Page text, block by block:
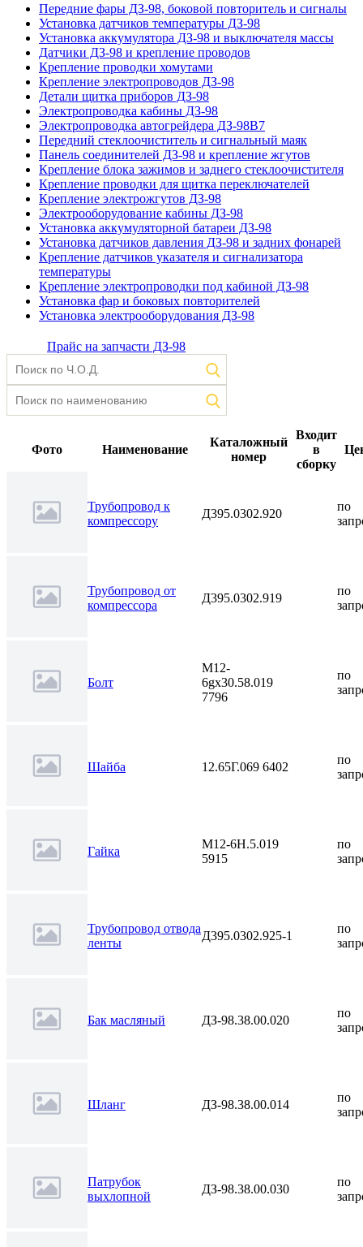
Передние фары ДЗ-98, боковой повторитель и сигналы
Установка датчиков температуры ДЗ-98
Установка аккумулятора ДЗ-98 и выключателя массы
Датчики ДЗ-98 и крепление проводов
Крепление проводки хомутами
Крепление электропроводов ДЗ-98
Детали щитка приборов ДЗ-98
Электропроводка кабины ДЗ-98
Электропроводка автогрейдера ДЗ-98В7
Передний стеклоочиститель и сигнальный маяк
Панель соединителей ДЗ-98 и крепление жгутов
Крепление блока зажимов и заднего стеклоочистителя
Крепление проводки для щитка переключателей
Крепление электрожгутов ДЗ-98
Электрооборудование кабины ДЗ-98
Установка аккумуляторной батареи ДЗ-98
Установка датчиков давления ДЗ-98 и задних фонарей
Крепление датчиков указателя и сигнализатора
температуры
Крепление электропроводки под кабиной ДЗ-98
Установка фар и боковых повторителей
Установка электрооборудования ДЗ-98
Прайс на запчасти ДЗ-98
Фото Наименование
Каталожный
номер
Входит
в
сборку
Трубопровод к
компрессору
Д395.0302.920
по
Трубопровод от
компрессора
Д395.0302.919
по
Болт
М12-
6gх30.58.019
7796
по
Шайба 12.65Г.069 6402
по
Гайка
М12-6H.5.019
5915
по
Трубопровод отвода
ленты
Д395.0302.925-1
по
Бак масляный ДЗ-98.38.00.020
по
Шланг ДЗ-98.38.00.014
по
Патрубок
выхлопной
ДЗ-98.38.00.030
по